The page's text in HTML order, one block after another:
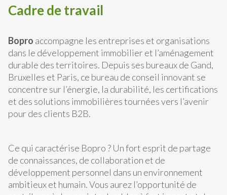
Cadre de travail
Bopro accompagne les entreprises et organisations
dans le développement immobilier et l’aménagement
durable des territoires. Depuis ses bureaux de Gand,
Bruxelles et Paris, ce bureau de conseil innovant se
concentre sur l’énergie, la durabilité, les certifications
et des solutions immobilières tournées vers l’avenir
pour des clients B2B.
Ce qui caractérise Bopro ? Un fort esprit de partage
de connaissances, de collaboration et de
développement personnel dans un environnement
ambitieux et humain. Vous aurez l’opportunité de